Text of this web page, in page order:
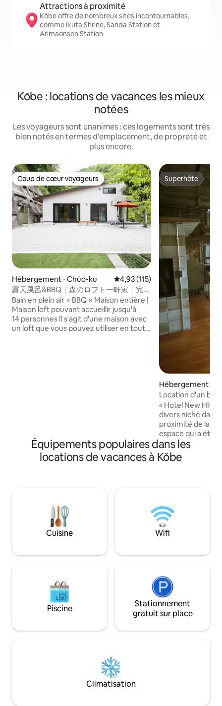
Attractions à proximité
Kōbe offre de nombreux sites incontournables,
comme Ikuta Shrine, Sanda Station et
Arimaonsen Station
Kōbe : locations de vacances les mieux
notées
Les voyageurs sont unanimes : ces logements sont très
bien notés en termes d'emplacement, de propreté et
plus encore.
Coup de cœur voyageurs
Coup de cœur voyageurs
Hébergement ⋅ Chūō-ku Évaluation moyenne sur la
4,93 (115)
露天風呂&BBQ｜森のロフト一軒家｜完全
貸切・14名OK
Bain en plein air × BBQ × Maison entière |
Maison loft pouvant accueillir jusqu'à
14 personnes Il s'agit d'une maison avec
un loft que vous pouvez utiliser en toute
cuisinière, pinces inclus/les voyageurs
apportent leurs propres ingrédients)
Prise en charge et retour disponibles À
gratuitement. Chambre et installations
2 chambres de style occidental
1 chambre de style japonais ・ 2
chambres loft ・ Salon spacieux
intérieur + bain en plein air Toilettes :
disponibles gratuitement. Autres
éléments ・ Langues prises en charge :
japonais, anglais, chinois, taïwanais ・
Animaux acceptés (jusqu'à 3) * Seuls
les petits chiens sont admis à l'intérieur
* 3 000 yens par animal de compagnie
Parfait pour les grands groupes, les
séjours longue durée et les animaux de
Superhôte
Superhôte
Hébergement ⋅
Location d'un
minutes de la
pour les séjours
près du château
complète/Lave-
artistique
« Hotel New HIOK » Un vieux
divers niché dans
proximité de la
espace qui a été
utilisé pendant
vue, j'ai senti le
l'endroit où j'ai
urbaine secrète
août 2023. La superficie totale est de
93.Rénové un
étages. * La
l'espace de vie
troisième étage,
manière
que pour les
L'intérieur utilise
l'espace ouvert
élégant
Équipements populaires dans les
locations de vacances à Kōbe
Cuisine Wifi
Piscine
Stationnement
gratuit sur place
Climatisation